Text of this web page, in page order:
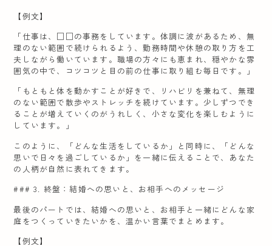
【例文】
「仕事は、□□の事務をしています。体調に波があるため、無
理のない範囲で続けられるよう、勤務時間や休憩の取り方を工
夫しながら働いています。職場の方々にも恵まれ、穏やかな雰
囲気の中で、コツコツと目の前の仕事に取り組む毎日です。」
「もともと体を動かすことが好きで、リハビリを兼ねて、無理
のない範囲で散歩やストレッチを続けています。少しずつでき
ることが増えていくのがうれしく、小さな変化を楽しむように
しています。」
このように、「どんな生活をしているか」と同時に、「どんな
思いで日々を過ごしているか」を一緒に伝えることで、あなた
の人柄が自然に表れてきます。
### 3. 終盤：結婚への思いと、お相手へのメッセージ
最後のパートでは、結婚への思いと、お相手と一緒にどんな家
庭をつくっていきたいかを、温かい言葉でまとめます。
【例文】